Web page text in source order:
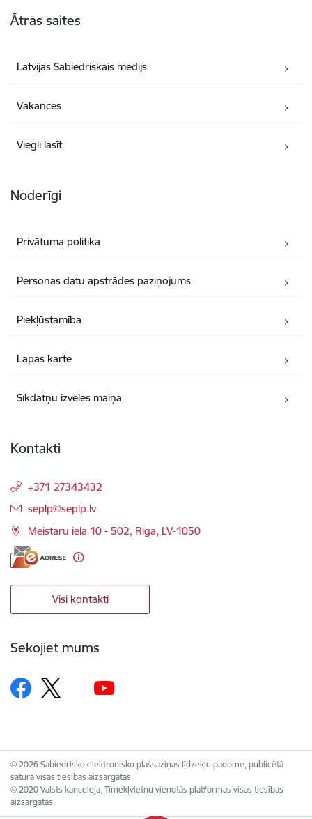
Ātrās saites
Latvijas Sabiedriskais medijs
Vakances
Viegli lasīt
Noderīgi
Privātuma politika
Personas datu apstrādes paziņojums
Piekļūstamība
Lapas karte
Sīkdatņu izvēles maiņa
Kontakti
+371 27343432
E-pasts:
seplp@seplp.lv
Meistaru iela 10 - 502, Rīga, LV-1050
Visi kontakti
Sekojiet mums
© 2026 Sabiedrisko elektronisko plašsaziņas līdzekļu padome, publicētā
satura visas tiesības aizsargātas.
© 2020 Valsts kanceleja, Tīmekļvietņu vienotās platformas visas tiesības
aizsargātas.